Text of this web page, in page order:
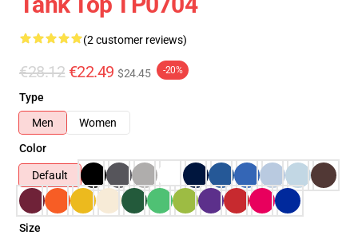
(2 customer reviews)
€28.12 €22.49 $24.45 -20%
Type
Men
Women
Color
Default
Size